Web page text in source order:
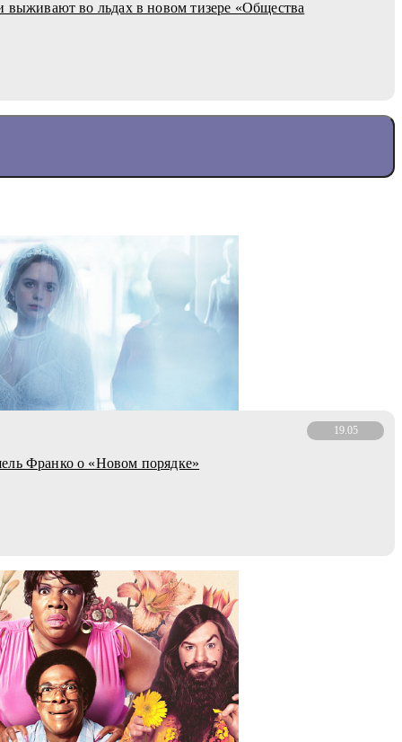
выживают во льдах в новом тизере «Общества
19.05
Франко о «Новом порядке»